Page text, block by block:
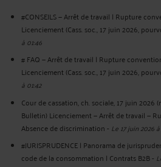
#CONSEILS — Arrêt de travail | Rupture
Licenciement (Cass. soc., 17 juin 2026,
à 01:46
# FAQ — Arrêt de travail | Rupture
Licenciement (Cass. soc., 17 juin 2026,
à 01:42
Cour de cassation, ch. sociale, 17 juin 2026
Bulletin) Licenciement — Arrêt de travail —
Absence de discrimination- Le 17 juin 2026
#JURISPRUDENCE | Panorama de
code de la consommation | Contrats B2B-